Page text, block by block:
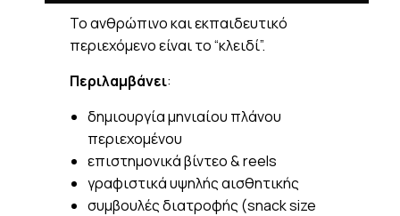
Το ανθρώπινο και εκπαιδευτικό
περιεχόμενο είναι το “κλειδί”.
Περιλαμβάνει:
δημιουργία μηνιαίου πλάνου
περιεχομένου
επιστημονικά βίντεο & reels
γραφιστικά υψηλής αισθητικής
συμβουλές διατροφής (snack size